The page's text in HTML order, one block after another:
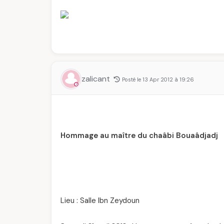
zalicant Posté le 13 Apr 2012 à 19:26
Hommage au maître du chaâbi Bouaâdjadj
Lieu : Salle Ibn Zeydoun